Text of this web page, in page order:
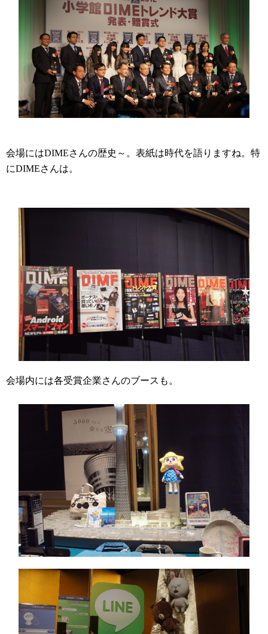
会場にはDIMEさんの歴史～。表紙は時代を語りますね。特
にDIMEさんは。
会場内には各受賞企業さんのブースも。